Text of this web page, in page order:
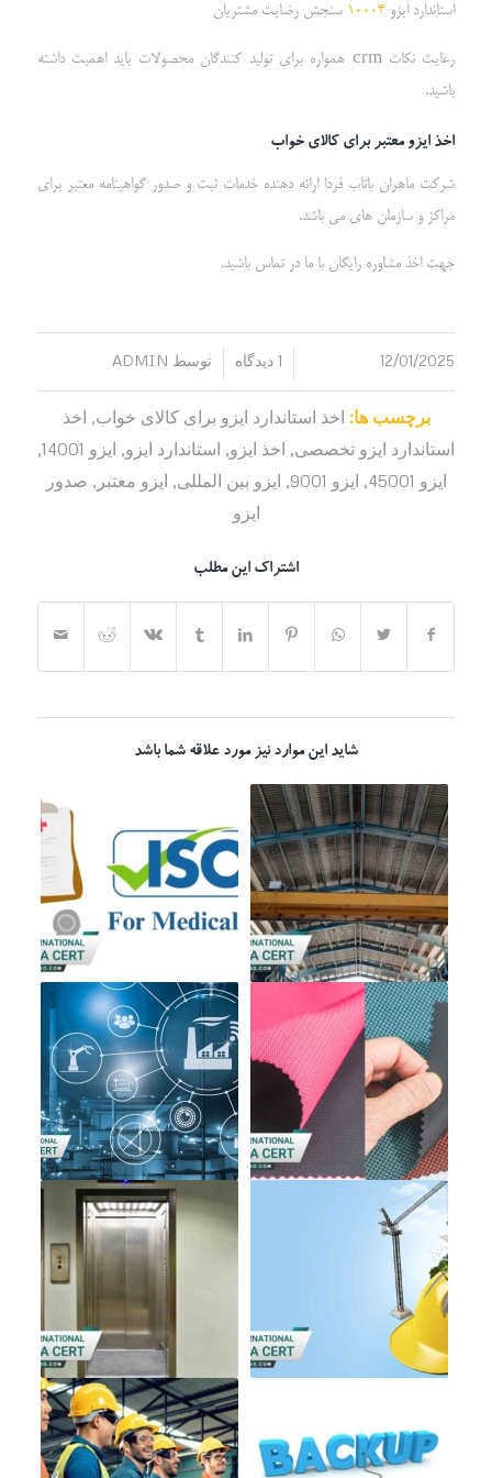
استاندارد ایزو 10004 سنجش رضایت مشتریان
رعایت نکات crm همواره برای تولید کنندگان محصولات باید اهمیت داشته
باشید.
اخذ ایزو معتبر برای کالای خواب
شرکت ماهران باتاب فردا ارائه دهنده خدمات ثبت و صدور گواهینامه معتبر برای
مراکز و سازمان های می باشد.
جهت اخذ مشاوره رایگان با ما در تماس باشید.
12/01/2025 1 دیدگاه توسط ADMIN
برچسب ها: اخذ استاندارد ایزو برای کالای خواب, اخذ
استاندارد ایزو تخصصی, اخذ ایزو, استاندارد ایزو, ایزو 14001
,
ایزو 45001
, ایزو 9001 , ایزو بین المللی, ایزو معتبر , صدور
ایزو
اشتراک این مطلب
شاید این موارد نیز مورد علاقه شما باشد